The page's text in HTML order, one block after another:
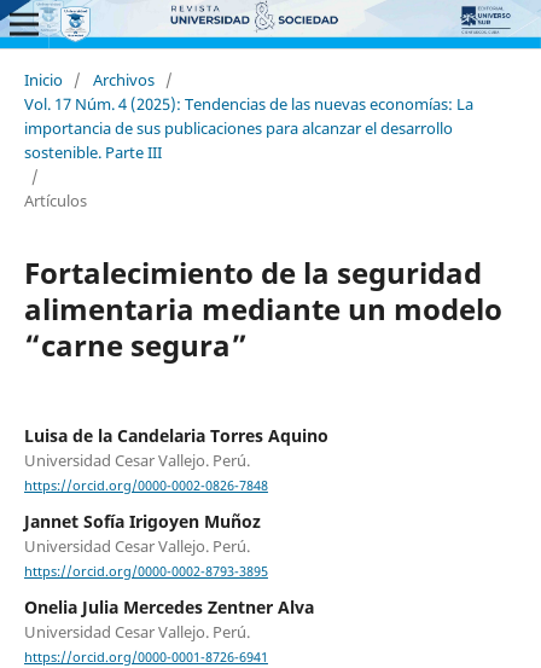
Inicio / Archivos /
Vol. 17 Núm. 4 (2025): Tendencias de las nuevas economías: La
importancia de sus publicaciones para alcanzar el desarrollo
sostenible. Parte III
/
Artículos
Fortalecimiento de la seguridad
alimentaria mediante un modelo
“carne segura”
Luisa de la Candelaria Torres Aquino
Universidad Cesar Vallejo. Perú.
https://orcid.org/0000-0002-0826-7848
Jannet Sofía Irigoyen Muñoz
Universidad Cesar Vallejo. Perú.
https://orcid.org/0000-0002-8793-3895
Onelia Julia Mercedes Zentner Alva
Universidad Cesar Vallejo. Perú.
https://orcid.org/0000-0001-8726-6941